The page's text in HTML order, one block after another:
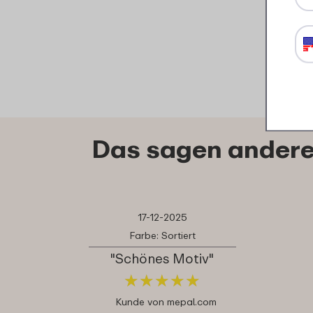
Das sagen
17-12-2025
Farbe: Sortiert
"Schönes Motiv"
★★★★★
★★★★★
Kunde von mepal.com